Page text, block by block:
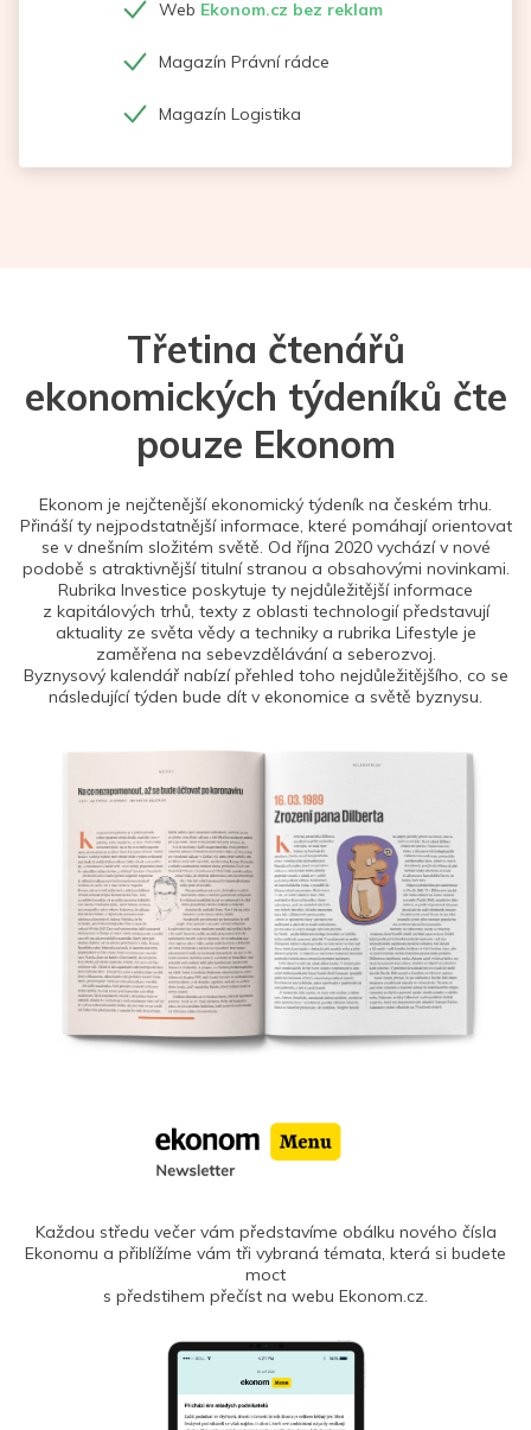
Web Ekonom.cz bez reklam
Magazín Právní rádce
Magazín Logistika
Třetina čtenářů
ekonomických týdeníků čte
pouze Ekonom
Ekonom je nejčtenější ekonomický týdeník na českém trhu.
Přináší ty nejpodstatnější informace, které pomáhají orientovat
se v dnešním složitém světě. Od října 2020 vychází v nové
podobě s atraktivnější titulní stranou a obsahovými novinkami.
Rubrika Investice poskytuje ty nejdůležitější informace
z kapitálových trhů, texty z oblasti technologií představují
aktuality ze světa vědy a techniky a rubrika Lifestyle je
zaměřena na sebevzdělávání a seberozvoj.
Byznysový kalendář nabízí přehled toho nejdůležitějšího, co se
následující týden bude dít v ekonomice a světě byznysu.
Každou středu večer vám představíme obálku nového čísla
Ekonomu a přiblížíme vám tři vybraná témata, která si budete
moct
s předstihem přečíst na webu Ekonom.cz.